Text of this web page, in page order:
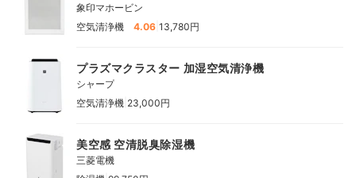
象印マホービン
空気清浄機
4.06 13,780円
プラズマクラスター 加湿空気清浄機
シャープ
空気清浄機 23,000円
美空感 空清脱臭除湿機
三菱電機